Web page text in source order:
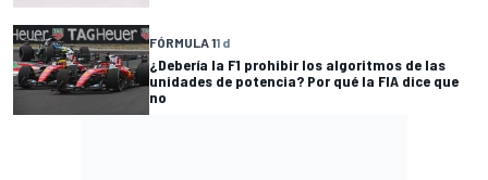
FÓRMULA 11 d
¿Debería la F1 prohibir los algoritmos de las
unidades de potencia? Por qué la FIA dice que
no